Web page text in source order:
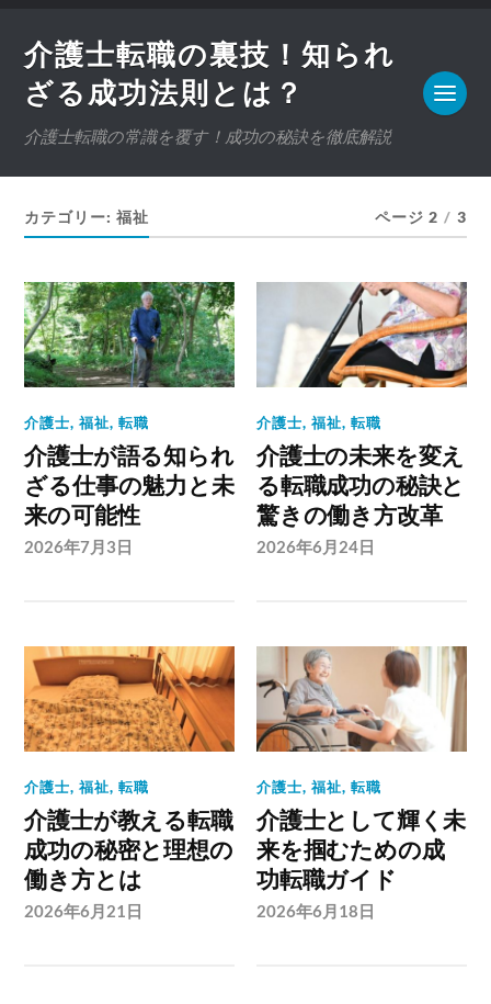
介護士転職の裏技！知られ
ざる成功法則とは？
介護士転職の常識を覆す！成功の秘訣を徹底解説
カテゴリー:福祉 ページ 2 / 3
介護士,福祉,転職
介護士が語る知られ
ざる仕事の魅力と未
来の可能性
2026年7月3日
介護士,福祉,転職
介護士の未来を変え
る転職成功の秘訣と
驚きの働き方改革
2026年6月24日
介護士,福祉,転職
介護士が教える転職
成功の秘密と理想の
働き方とは
2026年6月21日
介護士,福祉,転職
介護士として輝く未
来を掴むための成
功転職ガイド
2026年6月18日